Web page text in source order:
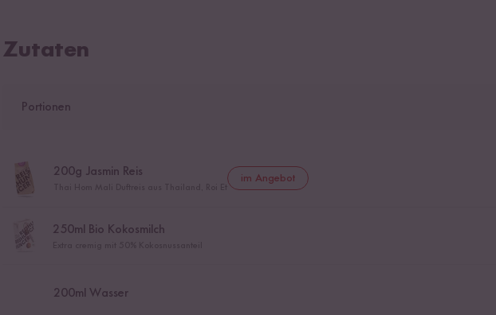
Zutaten
Portionen
200g Jasmin Reis im Angebot
250ml Bio Kokosmilch
200ml Wasser